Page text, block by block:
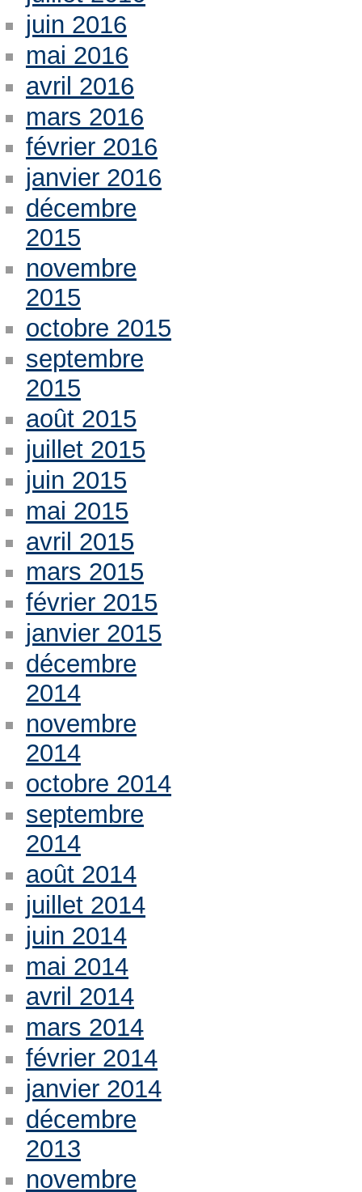
juin 2016
mai 2016
avril 2016
mars 2016
février 2016
janvier 2016
décembre
2015
novembre
2015
octobre 2015
septembre
2015
août 2015
juillet 2015
juin 2015
mai 2015
avril 2015
mars 2015
février 2015
janvier 2015
décembre
2014
novembre
2014
octobre 2014
septembre
2014
août 2014
juillet 2014
juin 2014
mai 2014
avril 2014
mars 2014
février 2014
janvier 2014
décembre
2013
novembre